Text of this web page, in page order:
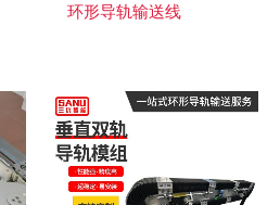
环形导轨输送线